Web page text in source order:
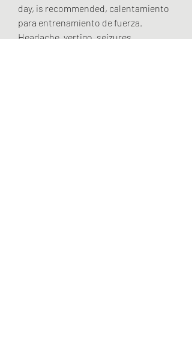
day, is recommended, calentamiento
para entrenamiento de fuerza.
Headache, vertigo, seizures,